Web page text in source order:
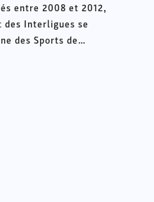
entre 2008 et 2012,
Interligues se
des Sports de